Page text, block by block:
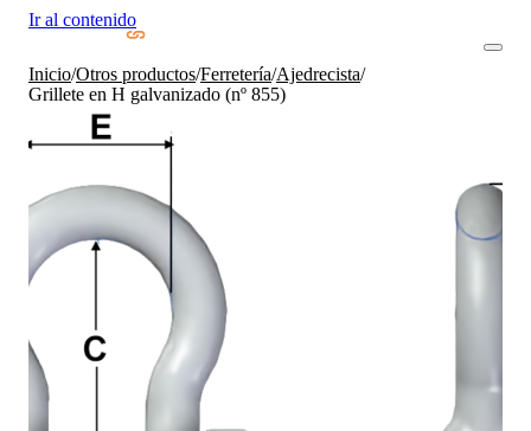
Ir al contenido
Inicio/Otros productos/Ferretería/Ajedrecista/
Grillete en H galvanizado (nº 855)